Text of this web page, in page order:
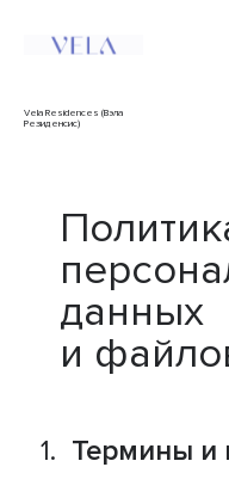
Vela Residences (Вэла
Резиденсис)
данных
и
Термины и